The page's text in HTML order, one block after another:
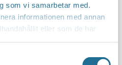
som vi samarbetar med.
informationen med annan
eller som de har